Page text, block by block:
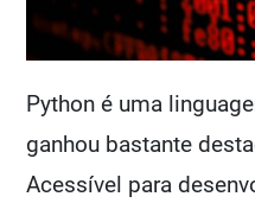
Python é uma
ganhou bastante
Acessível para